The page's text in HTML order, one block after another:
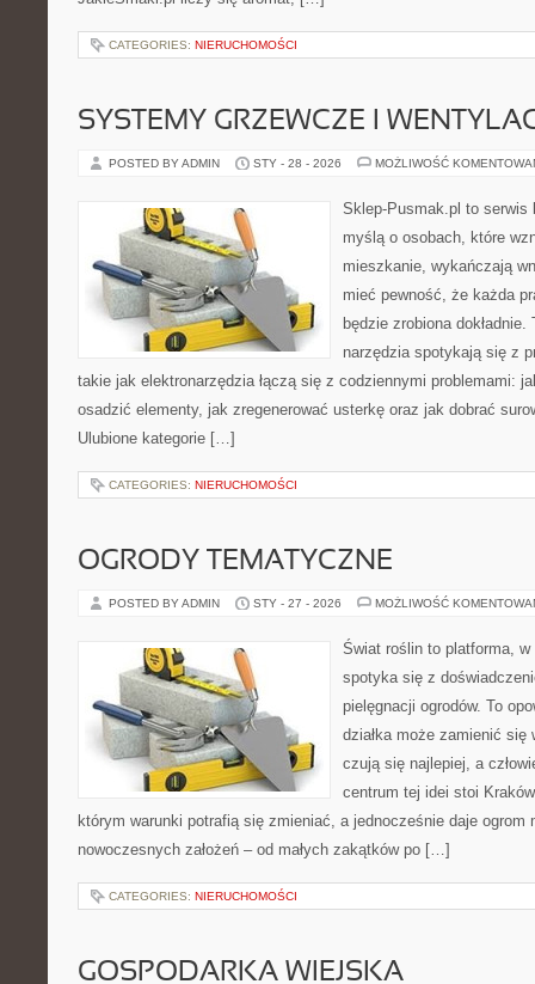
CATEGORIES: NIERUCHOMOŚCI
SYSTEMY GRZEWCZE I
POSTED BY ADMIN STY - 28 - 2026 MOŻLIWOŚĆ
Sklep-Pusmak.pl to serwis
myślą o osobach, które
mieszkanie, wykańczają
mieć pewność, że każda
będzie zrobiona
narzędzia spotykają się z
takie jak elektronarzędzia łączą się z codziennymi problemami:
osadzić elementy, jak zregenerować usterkę oraz jak dobrać
Ulubione kategorie […]
CATEGORIES: NIERUCHOMOŚCI
OGRODY TEMATYCZNE
POSTED BY ADMIN STY - 27 - 2026 MOŻLIWOŚĆ
Świat roślin to platforma,
spotyka się z
pielęgnacji ogrodów. To
działka może zamienić
czują się najlepiej, a
centrum tej idei stoi
którym warunki potrafią się zmieniać, a jednocześnie daje ogrom
nowoczesnych założeń – od małych zakątków po […]
CATEGORIES: NIERUCHOMOŚCI
GOSPODARKA WIEJSKA